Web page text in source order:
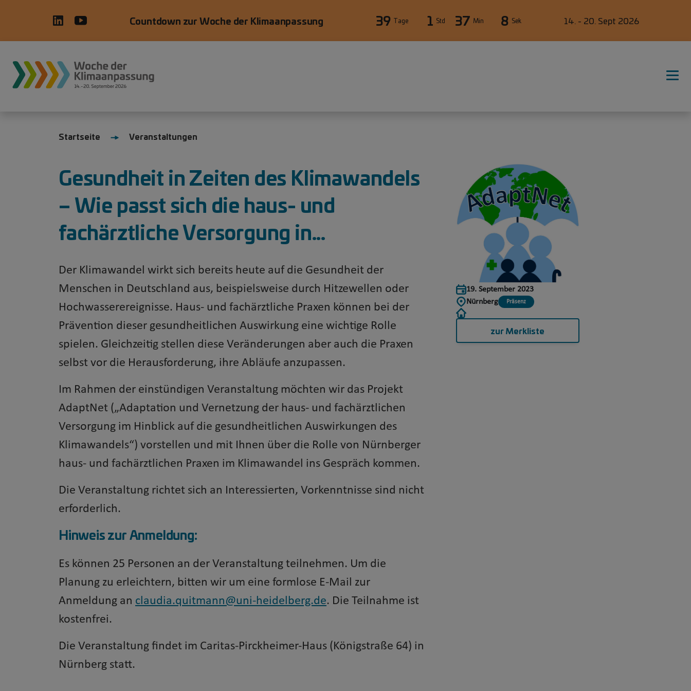
Countdown zur Woche der Klimaanpassung 39 Tage 1 Std 37 Min 8 Sek 14. - 20. Sept 2026
Startseite Veranstaltungen
Gesundheit in Zeiten des Klimawandels
– Wie passt sich die haus- und
fachärztliche Versorgung in...
Der Klimawandel wirkt sich bereits heute auf die Gesundheit der
Menschen in Deutschland aus, beispielsweise durch Hitzewellen oder
Hochwasserereignisse. Haus- und fachärztliche Praxen können bei der
Prävention dieser gesundheitlichen Auswirkung eine wichtige Rolle
spielen. Gleichzeitig stellen diese Veränderungen aber auch die Praxen
selbst vor die Herausforderung, ihre Abläufe anzupassen.
Im Rahmen der einstündigen Veranstaltung möchten wir das Projekt
AdaptNet („Adaptation und Vernetzung der haus- und fachärztlichen
Versorgung im Hinblick auf die gesundheitlichen Auswirkungen des
Klimawandels“) vorstellen und mit Ihnen über die Rolle von Nürnberger
haus- und fachärztlichen Praxen im Klimawandel ins Gespräch kommen.
Die Veranstaltung richtet sich an Interessierten, Vorkenntnisse sind nicht
erforderlich.
Hinweis zur Anmeldung:
Es können 25 Personen an der Veranstaltung teilnehmen. Um die
Planung zu erleichtern, bitten wir um eine formlose E-Mail zur
Anmeldung an claudia.quitmann@uni-heidelberg.de. Die Teilnahme ist
kostenfrei.
Die Veranstaltung findet im Caritas-Pirckheimer-Haus (Königstraße 64) in
Nürnberg statt.
19. September 2023
Nürnberg
Präsenz
zur Merkliste